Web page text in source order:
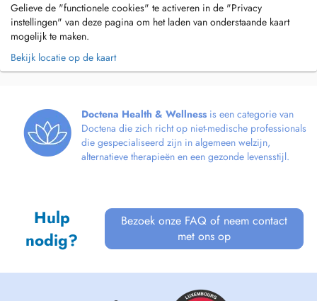
Gelieve de "functionele cookies" te activeren in de "Privacy
instellingen" van deze pagina om het laden van onderstaande kaart
mogelijk te maken.
Bekijk locatie op de kaart
Doctena Health & Wellness is een categorie van
Doctena die zich richt op niet-medische professionals
die gespecialiseerd zijn in algemeen welzijn,
alternatieve therapieën en een gezonde levensstijl.
Hulp
nodig?
Bezoek onze FAQ of neem contact
met ons op